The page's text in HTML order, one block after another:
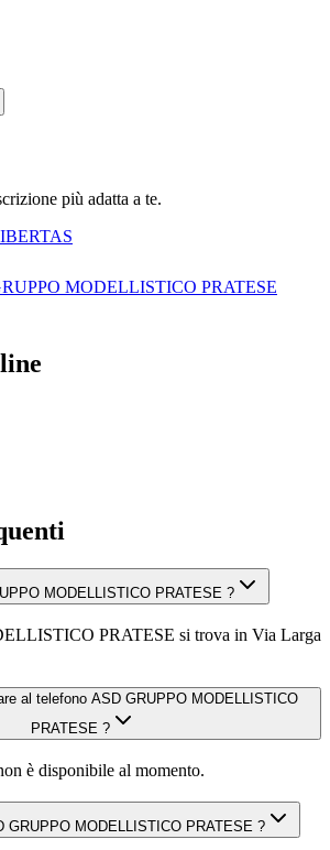
più adatta a te.
MODELLISTICO PRATESE
MODELLISTICO PRATESE ?
PRATESE si trova in Via Larga
al telefono ASD GRUPPO MODELLISTICO
PRATESE ?
è disponibile al momento.
GRUPPO MODELLISTICO PRATESE ?